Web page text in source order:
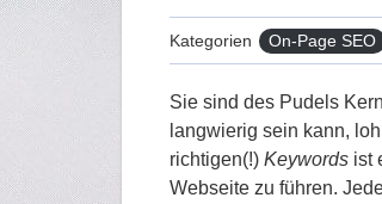
Kategorien On-Page SEO
Sie sind des Pudels
langwierig sein kann,
richtigen(!) Keywords ist
Webseite zu führen.